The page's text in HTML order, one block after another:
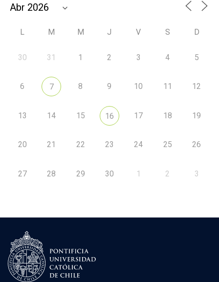
L M M J V S D
30 31 1 2 3 4 5
6 7 8 9 10 11 12
13 14 15 16 17 18 19
20 21 22 23 24 25 26
27 28 29 30 1 2 3